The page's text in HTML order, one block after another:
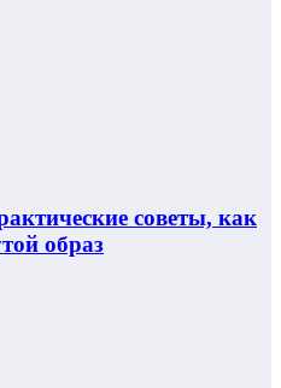
советы, как
образ